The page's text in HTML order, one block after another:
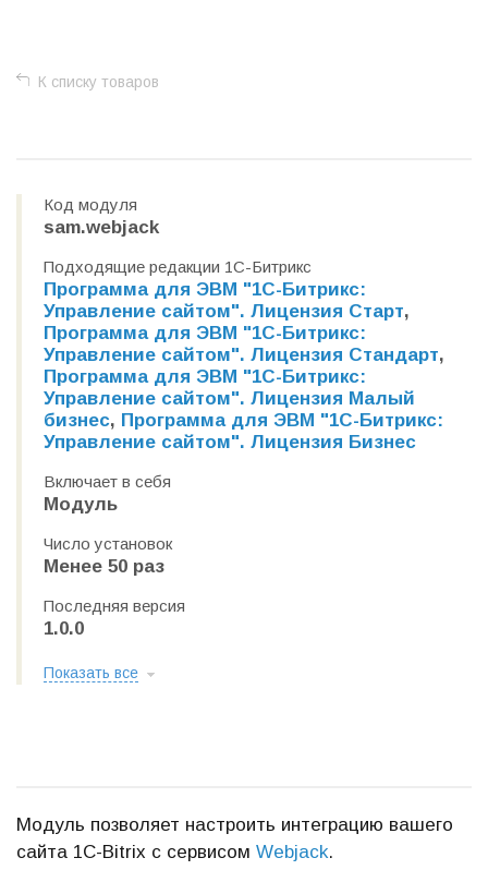
К списку товаров
Код модуля
sam.webjack
Подходящие редакции 1С-Битрикс
Программа для ЭВМ "1С-Битрикс:
Управление сайтом". Лицензия Старт,
Программа для ЭВМ "1С-Битрикс:
Управление сайтом". Лицензия Стандарт,
Программа для ЭВМ "1С-Битрикс:
Управление сайтом". Лицензия Малый
бизнес, Программа для ЭВМ "1С-Битрикс:
Управление сайтом". Лицензия Бизнес
Включает в себя
Модуль
Число установок
Менее 50 раз
Последняя версия
1.0.0
Показать все
Модуль позволяет настроить интеграцию вашего
сайта 1С-Bitrix с сервисом Webjack.